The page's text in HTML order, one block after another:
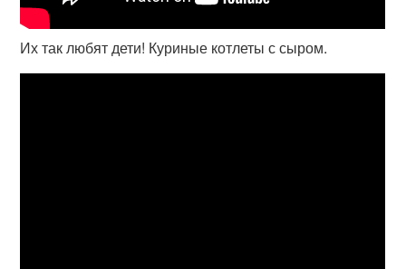
Их так любят дети! Куриные котлеты с сыром.